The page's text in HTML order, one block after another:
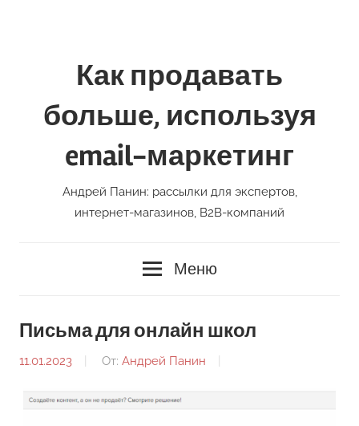
Как продавать
больше, используя
email-маркетинг
Андрей Панин: рассылки для экспертов,
интернет-магазинов, В2В-компаний
Меню
Письма для онлайн школ
11.01.2023 От: Андрей Панин